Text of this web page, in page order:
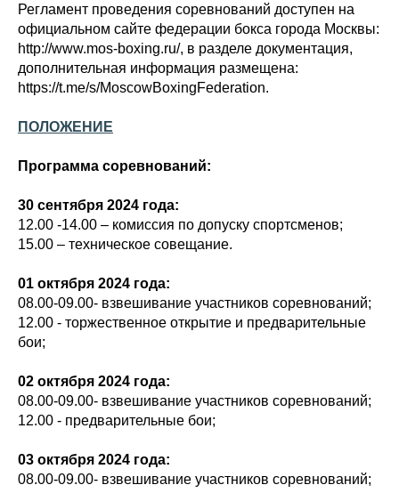
Регламент проведения соревнований доступен на
официальном сайте федерации бокса города Москвы:
http://www.mos-boxing.ru/, в разделе документация,
дополнительная информация размещена:
https://t.me/s/MoscowBoxingFederation.
ПОЛОЖЕНИЕ
Программа соревнований:
30 сентября 2024 года:
12.00 -14.00 – комиссия по допуску спортсменов;
15.00 – техническое совещание.
01 октября 2024 года:
08.00-09.00- взвешивание участников соревнований;
12.00 - торжественное открытие и предварительные
бои;
02 октября 2024 года:
08.00-09.00- взвешивание участников соревнований;
12.00 - предварительные бои;
03 октября 2024 года:
08.00-09.00- взвешивание участников соревнований;